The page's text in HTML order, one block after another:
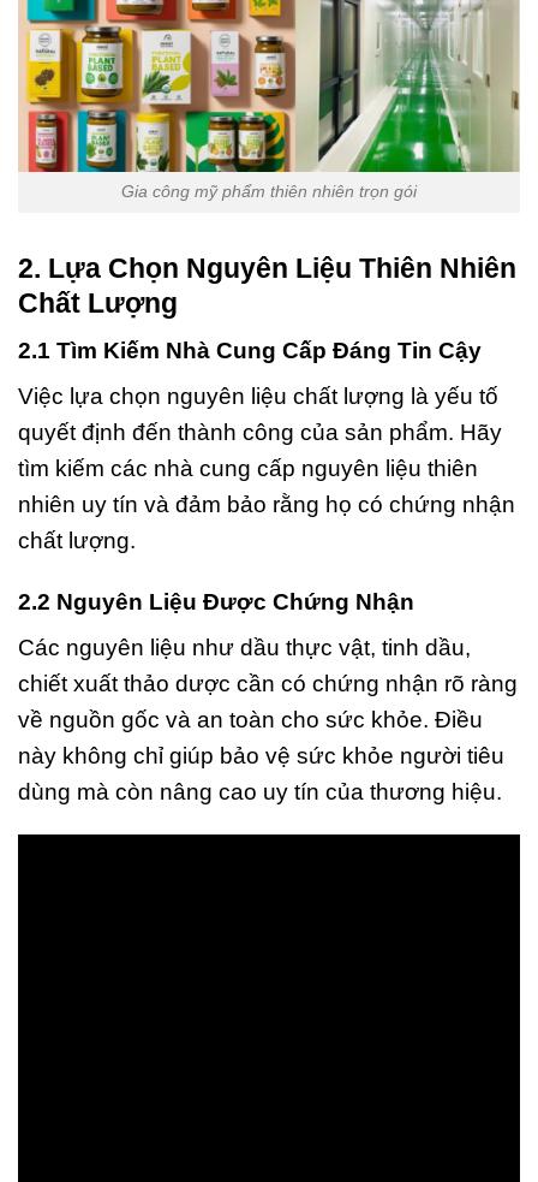
Gia công mỹ phẩm thiên nhiên trọn gói
2. Lựa Chọn Nguyên Liệu Thiên Nhiên
Chất Lượng
2.1 Tìm Kiếm Nhà Cung Cấp Đáng Tin Cậy
Việc lựa chọn nguyên liệu chất lượng là yếu tố
quyết định đến thành công của sản phẩm. Hãy
tìm kiếm các nhà cung cấp nguyên liệu thiên
nhiên uy tín và đảm bảo rằng họ có chứng nhận
chất lượng.
2.2 Nguyên Liệu Được Chứng Nhận
Các nguyên liệu như dầu thực vật, tinh dầu,
chiết xuất thảo dược cần có chứng nhận rõ ràng
về nguồn gốc và an toàn cho sức khỏe. Điều
này không chỉ giúp bảo vệ sức khỏe người tiêu
dùng mà còn nâng cao uy tín của thương hiệu.